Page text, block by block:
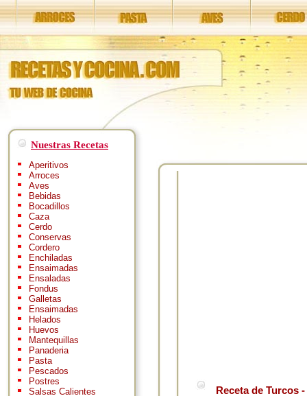
Nuestras Recetas
Aperitivos
Arroces
Aves
Bebidas
Bocadillos
Caza
Cerdo
Conservas
Cordero
Enchiladas
Ensaimadas
Ensaladas
Fondus
Galletas
Ensaimadas
Helados
Huevos
Mantequillas
Panaderia
Pasta
Pescados
Postres
Salsas Calientes
Receta de Turcos